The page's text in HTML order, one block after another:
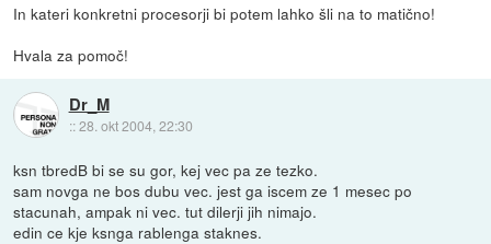
In kateri konkretni procesorji bi potem lahko šli na to matično!
Hvala za pomoč!
Dr_M
::28. okt 2004, 22:30
ksn tbredB bi se su gor, kej vec pa ze tezko.
sam novga ne bos dubu vec. jest ga iscem ze 1 mesec po
stacunah, ampak ni vec. tut dilerji jih nimajo.
edin ce kje ksnga rablenga staknes.